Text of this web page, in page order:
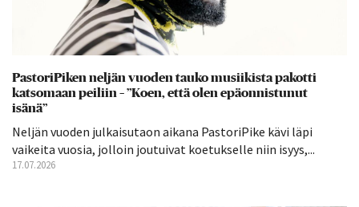
PastoriPiken neljän vuoden tauko musiikista pakotti
katsomaan peiliin – ”Koen, että olen epäonnistunut
isänä”
Neljän vuoden julkaisutaon aikana PastoriPike kävi läpi
vaikeita vuosia, jolloin joutuivat koetukselle niin isyys,...
17.07.2026